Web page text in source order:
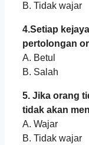
B. Tidak wajar
4.Setiap
pertolongan
A. Betul
B. Salah
5. Jika orang
tidak akan
A. Wajar
B. Tidak wajar